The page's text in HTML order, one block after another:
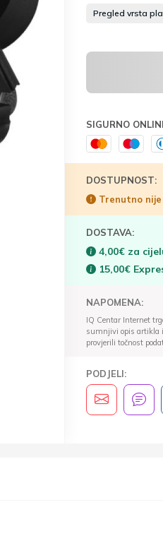
Pregled vrsta
SIGURNO
DOSTUPNOST:
Trenutno
DOSTAVA:
4,00€ za
15,00€
NAPOMENA:
IQ Centar Internet
sumnjivi opis artikla
provjerili točnost
PODJELI: